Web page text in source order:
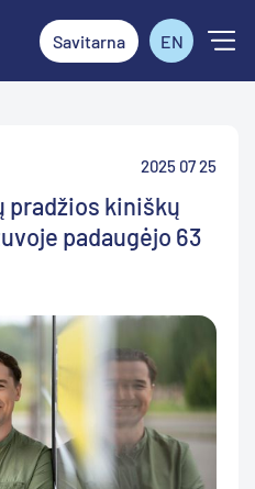
Savitarna EN
2025 07 25
pradžios kiniškų
padaugėjo 63